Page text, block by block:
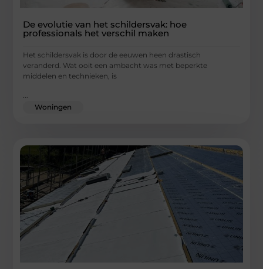
De evolutie van het schildersvak: hoe
professionals het verschil maken
Het schildersvak is door de eeuwen heen drastisch
veranderd. Wat ooit een ambacht was met beperkte
middelen en technieken, is
Woningen